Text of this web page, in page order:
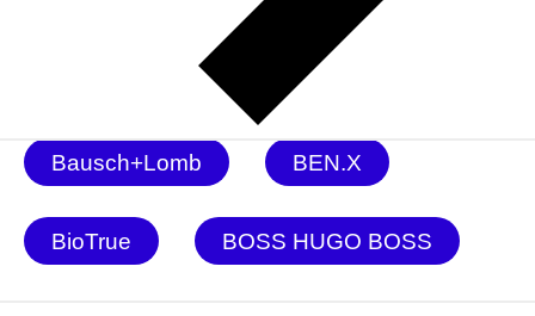
BALLET CLASSIC
Bausch+Lomb BEN.X
BioTrue BOSS HUGO BOSS